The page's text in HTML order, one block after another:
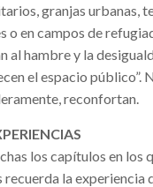
granjas urbanas,
o en campos de
al hambre y la
el espacio público”.
reconfortan.
los capítulos en los
recuerda la experiencia